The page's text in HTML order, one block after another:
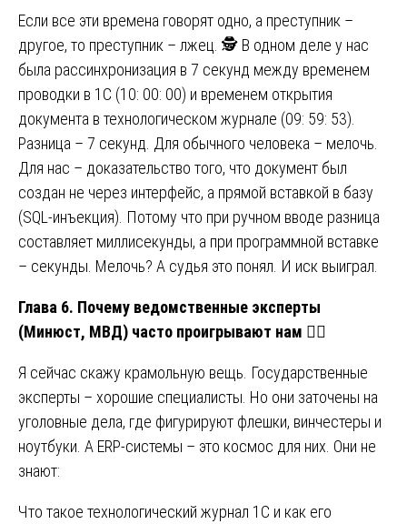
Если все эти времена говорят одно, а преступник –
другое, то преступник – лжец. 🕵️ В одном деле у нас
была рассинхронизация в 7 секунд между временем
проводки в 1С (10: 00: 00) и временем открытия
документа в технологическом журнале (09: 59: 53).
Разница – 7 секунд. Для обычного человека – мелочь.
Для нас – доказательство того, что документ был
создан не через интерфейс, а прямой вставкой в базу
(SQL-инъекция). Потому что при ручном вводе разница
составляет миллисекунды, а при программной вставке
– секунды. Мелочь? А судья это понял. И иск выиграл.
Глава 6. Почему ведомственные эксперты
(Минюст, МВД) часто проигрывают нам 👮‍♂️
Я сейчас скажу крамольную вещь. Государственные
эксперты – хорошие специалисты. Но они заточены на
уголовные дела, где фигурируют флешки, винчестеры и
ноутбуки. А ERP-системы – это космос для них. Они не
знают:
Что такое технологический журнал 1С и как его